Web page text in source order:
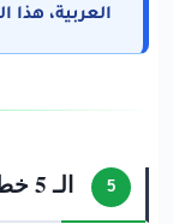
العربية،
5 الـ 5 خطوات — افعلها بنفسك هذا الأسبوع